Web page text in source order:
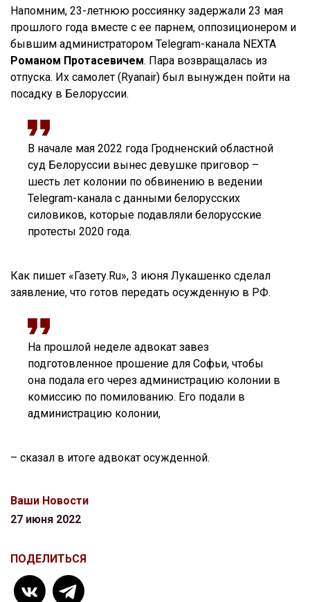
Напомним, 23-летнюю россиянку задержали 23 мая
прошлого года вместе с ее парнем, оппозиционером и
бывшим администратором Telegram-канала NEXTA
Романом Протасевичем. Пара возвращалась из
отпуска. Их самолет (Ryanair) был вынужден пойти на
посадку в Белоруссии.
В начале мая 2022 года Гродненский областной
суд Белоруссии вынес девушке приговор –
шесть лет колонии по обвинению в ведении
Telegram-канала с данными белорусских
силовиков, которые подавляли белорусские
протесты 2020 года.
Как пишет «Газету.Ru», 3 июня Лукашенко сделал
заявление, что готов передать осужденную в РФ.
На прошлой неделе адвокат завез
подготовленное прошение для Софьи, чтобы
она подала его через администрацию колонии в
комиссию по помилованию. Его подали в
администрацию колонии,
– сказал в итоге адвокат осужденной.
Ваши Новости
27 июня 2022
ПОДЕЛИТЬСЯ